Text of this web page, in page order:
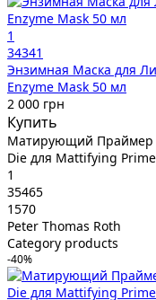
1
34341
Энзимная Маска для
Enzyme Mask 50 мл
2 000 грн
Купить
Матирующий Праймер
Die для Mattifying
1
35465
1570
Peter Thomas Roth
Category products
-40%